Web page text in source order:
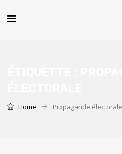
Home Propagande électorale